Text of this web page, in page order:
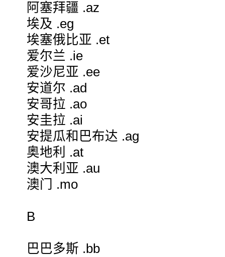
阿塞拜疆 .az
埃及 .eg
埃塞俄比亚 .et
爱尔兰 .ie
爱沙尼亚 .ee
安道尔 .ad
安哥拉 .ao
安圭拉 .ai
安提瓜和巴布达 .ag
奥地利 .at
澳大利亚 .au
澳门 .mo
B
巴巴多斯 .bb